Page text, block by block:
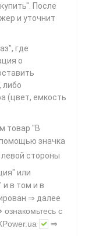
После
и уточнит
где
о
либо
(цвет, емкость
товар "В
значка
стороны
или
и в том и в
⇒ далее
ознакомьтесь с
⇒